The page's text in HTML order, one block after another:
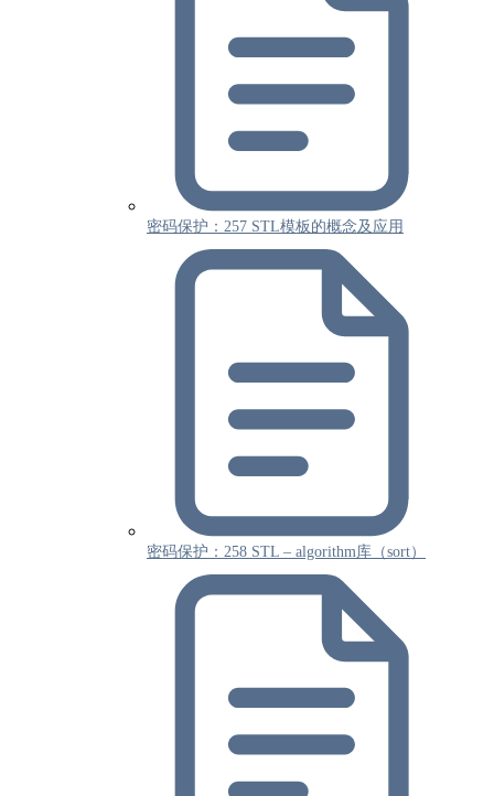
密码保护：257 STL模板的概念及应用
密码保护：258 STL – algorithm库（sort）